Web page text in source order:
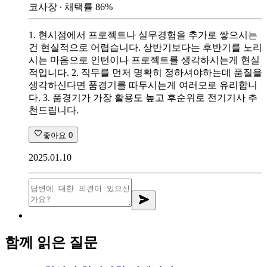
코사장 ∙ 채택률 86%
1. 현시점에서 프로젝트나 실무경험을 추가로 쌓으시는
건 현실적으로 어렵습니다. 상반기보다는 후반기를 노리
시는 마음으로 인턴이나 프로젝트를 생각하시는게 현실
적입니다. 2. 직무를 먼저 명확히 정하셔야하는데 품질을
생각하신다면 품경기를 따두시는게 여러모로 유리합니
다. 3. 품경기가 가장 활용도 높고 후순위로 전기기사 추
천드립니다.
좋아요 0
2025.01.10
함께 읽은 질문